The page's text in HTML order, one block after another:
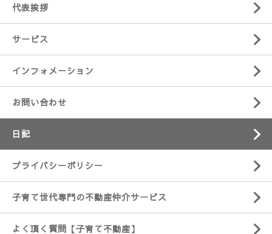
代表挨拶
サービス
インフォメーション
お問い合わせ
日記
プライバシーポリシー
子育て世代専門の不動産仲介サービス
よく頂く質問【子育て不動産】